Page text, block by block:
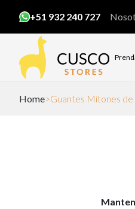
+51 932 240 727
Home Guantes Mitones